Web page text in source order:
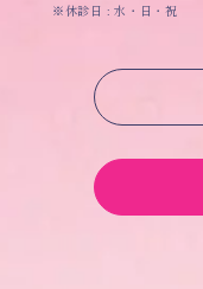
※休診日 : 水・日・祝